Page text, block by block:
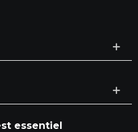
essentiel